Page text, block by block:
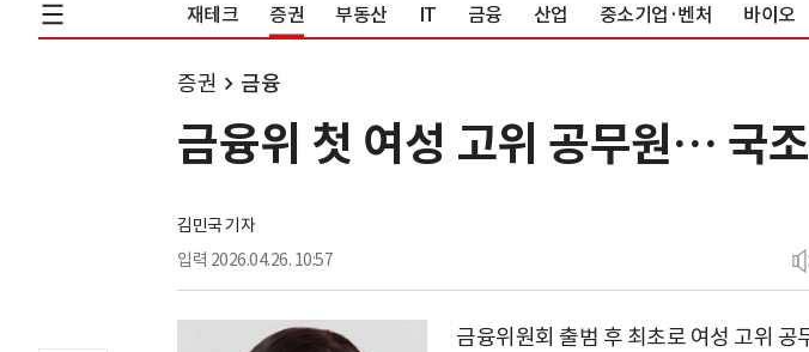
재테크 증권 부동산 IT 금융 산업 중소기업·벤처 바이오
증권 금융
금융위 첫 여성 고위 공무원… 국
김민국 기자
입력 2026.04.26. 10:57
금융위원회 출범 후 최초로 여성 고위 공